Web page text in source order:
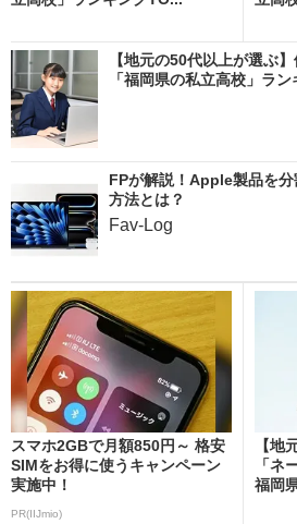
【地元の50代以上が選ぶ
「福岡県の私立高校」ラン
FPが解説！Apple製品を
方法とは？
Fav-Log
スマホ2GBで月額850円～ 格安
SIMをお得に使うキャンペーン
実施中！
PR(IIJmio)
【地
「ネ
福岡